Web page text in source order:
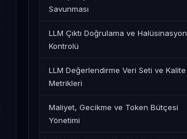
Savunması
LLM Çıktı Doğrulama ve Halüsinasyon
Kontrolü
LLM Değerlendirme Veri Seti ve Kalite
Metrikleri
Maliyet, Gecikme ve Token Bütçesi
Yönetimi